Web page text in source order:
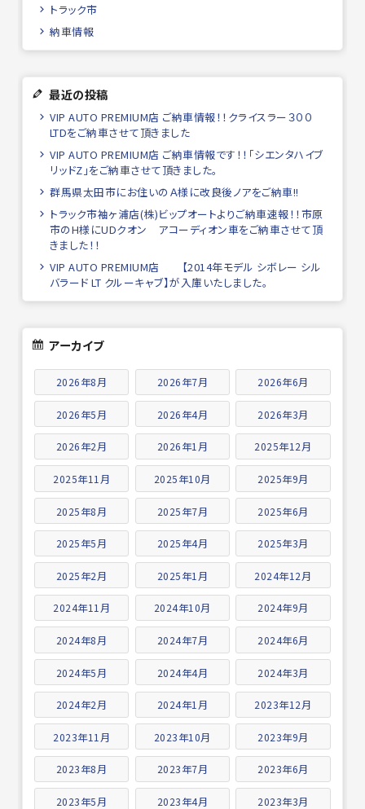
トラック市
納車情報
最近の投稿
VIP AUTO PREMIUM店 ご納車情報！！クライスラー３００
LTDをご納車させて頂きました
VIP AUTO PREMIUM店 ご納車情報です！！「シエンタハイブ
リッドZ」をご納車させて頂きました。
群馬県太田市にお住いのＡ様に改良後ノアをご納車!!
トラック市袖ヶ浦店(株)ビップオートよりご納車速報！！市原
市のH様にUDクオン アコーディオン車をご納車させて頂
きました！！
VIP AUTO PREMIUM店 【2014年モデル シボレー シル
バラード LT クルーキャブ】が入庫いたしました。
アーカイブ
2026年8月 2026年7月 2026年6月
2026年5月 2026年4月 2026年3月
2026年2月 2026年1月 2025年12月
2025年11月 2025年10月 2025年9月
2025年8月 2025年7月 2025年6月
2025年5月 2025年4月 2025年3月
2025年2月 2025年1月 2024年12月
2024年11月 2024年10月 2024年9月
2024年8月 2024年7月 2024年6月
2024年5月 2024年4月 2024年3月
2024年2月 2024年1月 2023年12月
2023年11月 2023年10月 2023年9月
2023年8月 2023年7月 2023年6月
2023年5月 2023年4月 2023年3月